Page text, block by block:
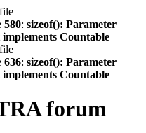
580: sizeof(): Parameter
Countable
636: sizeof(): Parameter
Countable
forum